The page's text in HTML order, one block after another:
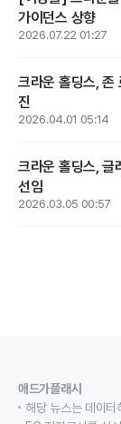
가이던스 상향
2026.07.22 01:27
크라운 홀딩스, 존
진
2026.04.01 05:14
크라운 홀딩스,
선임
2026.03.05 00:57
애드가플래시
해당 뉴스는 데이터